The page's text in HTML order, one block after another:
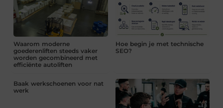
Waarom moderne
goederenliften steeds vaker
worden gecombineerd met
efficiënte autoliften
Hoe begin je met technische
SEO?
Baak werkschoenen voor nat
werk